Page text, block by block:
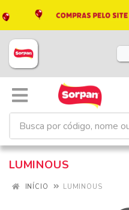
LUMINOUS
INÍCIO LUMINOUS